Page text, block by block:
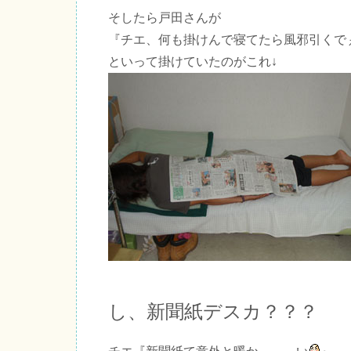
そしたら戸田さんが
『チエ、何も掛けんで寝てたら風邪引くで
といって掛けていたのがこれ↓
し、新聞紙デスカ？？？